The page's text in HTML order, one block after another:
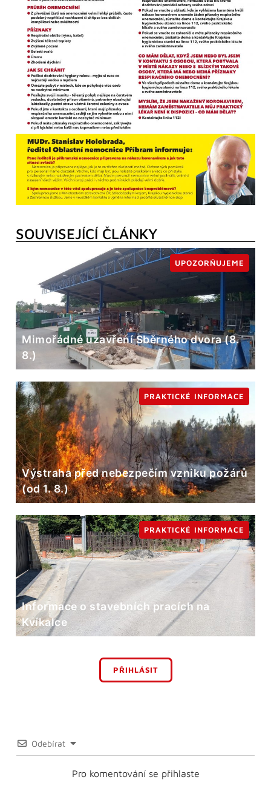
SOUVISEJÍCÍ ČLÁNKY
Mimořádné uzavření Sběrného dvora (8.
8.)
UPOZORŇUJEME
Výstraha před nebezpečím vzniku požárů
(od 1. 8.)
PRAKTICKÉ INFORMACE
Informace o stavebních pracích na
Kvíkalce
PRAKTICKÉ INFORMACE
PŘIHLÁSIT
Odebírat
Pro komentování se přihlaste